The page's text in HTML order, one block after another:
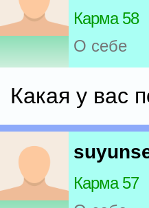
Карма 58
О себе
Какая у вас
Карма 57